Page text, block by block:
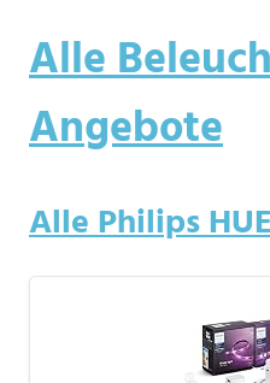
Alle
Angebote
Alle Philips